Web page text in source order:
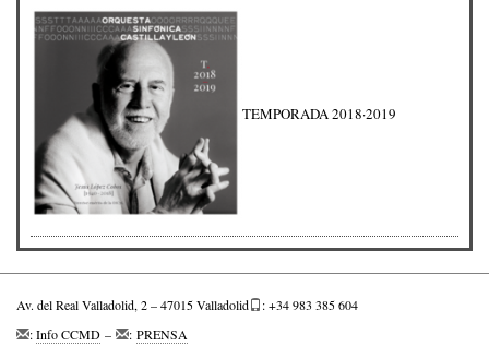
TEMPORADA 2018·2019
Av. del Real Valladolid, 2 – 47015 Valladolid
: +34 983 385 604
:Info CCMD – : PRENSA